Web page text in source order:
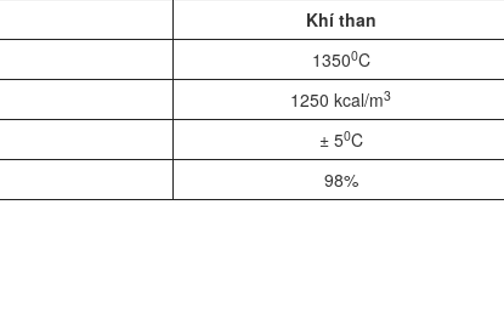
Khí than
13500C
1250 kcal/m3
± 50C
98%